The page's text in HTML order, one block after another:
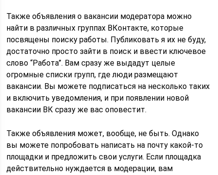
Также объявления о вакансии модератора можно
найти в различных группах ВКонтакте, которые
посвящены поиску работы. Публиковать я их не буду,
достаточно просто зайти в поиск и ввести ключевое
слово “Работа”. Вам сразу же выдадут целые
огромные списки групп, где люди размещают
вакансии. Вы можете подписаться на несколько таких
и включить уведомления, и при появлении новой
вакансии ВК сразу же вас оповестит.
Также объявления может, вообще, не быть. Однако
вы можете попробовать написать на почту какой-то
площадки и предложить свои услуги. Если площадка
действительно нуждается в модерации, вам